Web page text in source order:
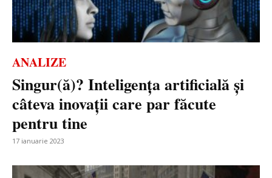
ANALIZE
Singur(ă)? Inteligența artificială și
câteva inovații care par făcute
pentru tine
17 ianuarie 2023